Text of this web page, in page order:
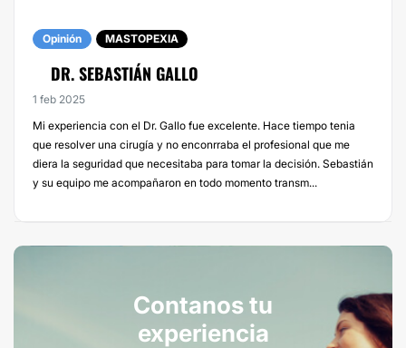
Opinión MASTOPEXIA
DR. SEBASTIÁN GALLO
1 feb 2025
Mi experiencia con el Dr. Gallo fue excelente. Hace tiempo tenia
que resolver una cirugía y no enconrraba el profesional que me
diera la seguridad que necesitaba para tomar la decisión. Sebastián
y su equipo me acompañaron en todo momento transm...
Contanos tu
experiencia